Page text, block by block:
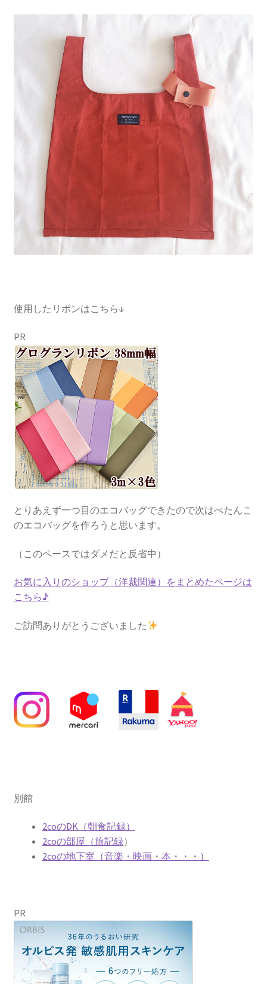
使用したリボンはこちら↓
PR
とりあえず一つ目のエコバッグできたので次はぺたんこ
のエコバッグを作ろうと思います。
（このペースではダメだと反省中）
お気に入りのショップ（洋裁関連）をまとめたページは
こちら♪
ご訪問ありがとうございました
別館
2coのDK（朝食記録）
2coの部屋（旅記録）
2coの地下室（音楽・映画・本・・・）
PR